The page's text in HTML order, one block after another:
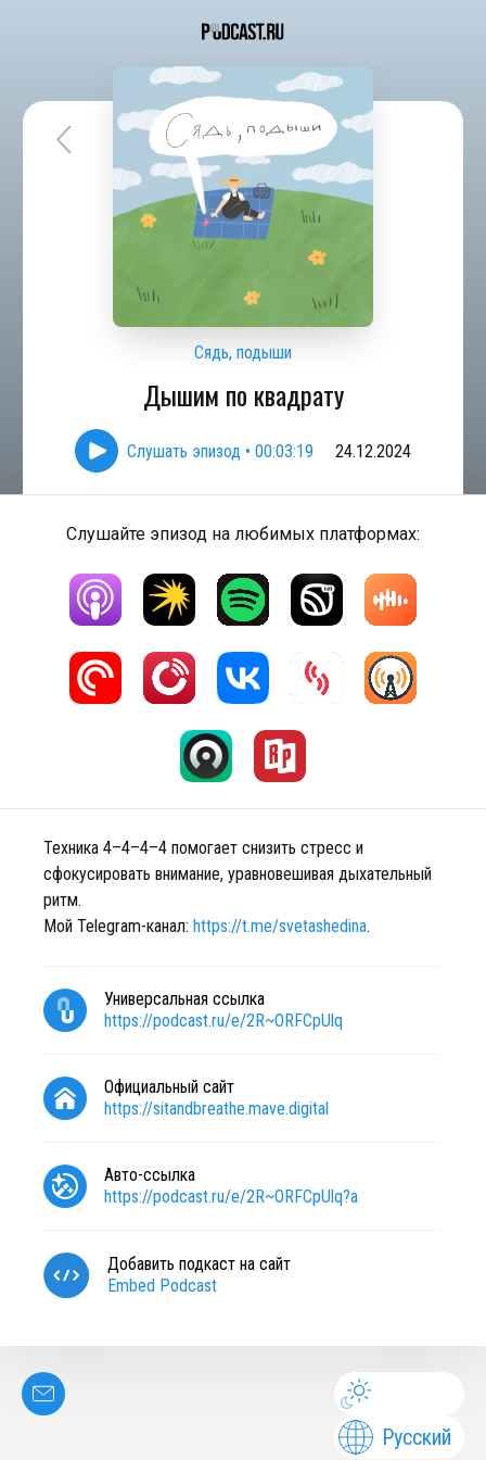
Сядь, подыши
Дышим по квадрату
Слушать эпизод • 00:03:19 24.12.2024
Слушайте эпизод на любимых платформах:
Техника 4–4–4–4 помогает снизить стресс и
сфокусировать внимание, уравновешивая дыхательный
ритм.
Мой Telegram-канал: https://t.me/svetashedina.
Универсальная ссылка
https://podcast.ru/e/2R~ORFCpUlq
Официальный сайт
https://sitandbreathe.mave.digital
Авто-ссылка
https://podcast.ru/e/2R~ORFCpUlq?a
Добавить подкаст на сайт
Embed Podcast
Русский